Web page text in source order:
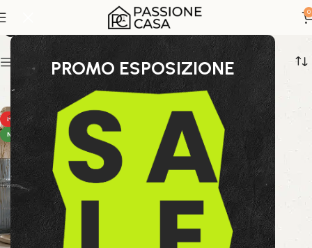
PROMO ESPOSIZIONE
0
per la casa
Show sidebar
HOT
NEW